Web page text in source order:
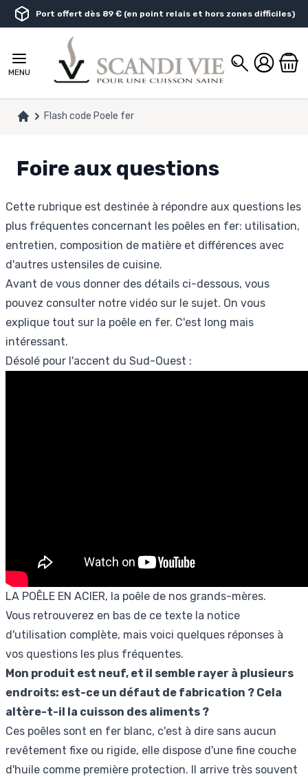
Aller au contenu
Port offert dès 89 € (en point relais et hors zones difficiles)
MENU
Chercher
Flash code Poele fer
Foire aux questions
Cette rubrique est destinée à répondre aux questions les
plus fréquentes concernant les poêles en fer: utilisation,
entretien, composition de matière et différences avec
d'autres ustensiles de cuisine.
Avant de vous donner des détails ci-dessous, vous
pouvez consulter notre vidéo sur le sujet. On vous
explique tout sur la poêle en fer. C'est long mais
intéressant.
Désolé pour l'accent du Sud-Ouest :
LA POÊLE EN ACIER, la poêle de nos grands-mères.
Vous retrouverez en bas de ce texte la notice
d'utilisation complète, mais voici quelques réponses à
vos questions les plus fréquentes.
Mon produit est neuf, et il semble rayer à plusieurs
endroits: est-ce un défaut de fabrication ? Cela
altère-t-il la cuisson des aliments ?
Ces poêles sont en fer blanc, c'est à dire sans aucun
revêtement fixe ou rigide, elle dispose d'une fine couche
d'huile comme première protection. Il arrive très souvent